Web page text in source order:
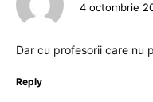
4 octombrie
Dar cu profesorii care nu
Reply